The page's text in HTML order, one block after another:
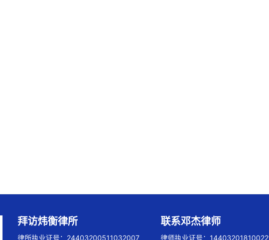
拜访炜衡律所
律所执业证号：24403200511032007
联系邓杰律师
律师执业证号：